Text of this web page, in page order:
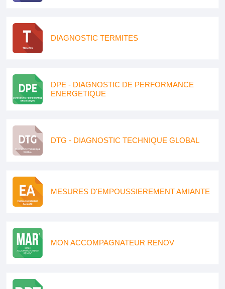
DIAGNOSTIC TERMITES
DPE - DIAGNOSTIC DE PERFORMANCE
ENERGETIQUE
DTG - DIAGNOSTIC TECHNIQUE GLOBAL
MESURES D'EMPOUSSIEREMENT AMIANTE
MON ACCOMPAGNATEUR RENOV